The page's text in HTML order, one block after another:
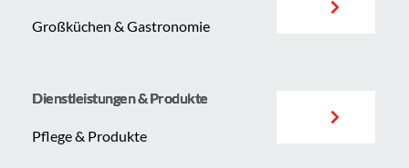
Großküchen & Gastronomie
Dienstleistungen & Produkte
Pflege & Produkte